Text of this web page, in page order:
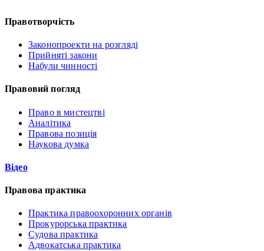
Правотворчість
Законопроекти на розгляді
Прийняті закони
Набули чинності
Правовий погляд
Право в мистецтві
Аналітика
Правова позиція
Наукова думка
Відео
Правова практика
Практика правоохоронних органів
Прокурорська практика
Судова практика
Адвокатська практика